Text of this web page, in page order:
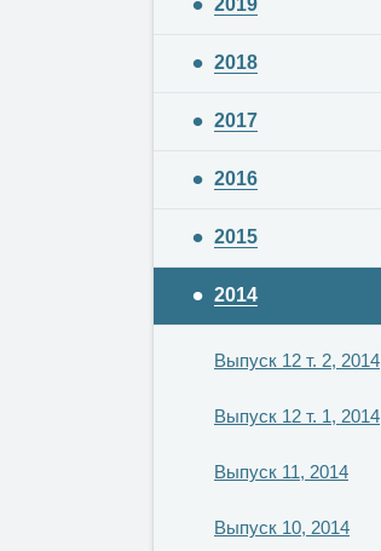
2019
2018
2017
2016
2015
2014
Выпуск 12 т. 2, 2014
Выпуск 12 т. 1, 2014
Выпуск 11, 2014
Выпуск 10, 2014